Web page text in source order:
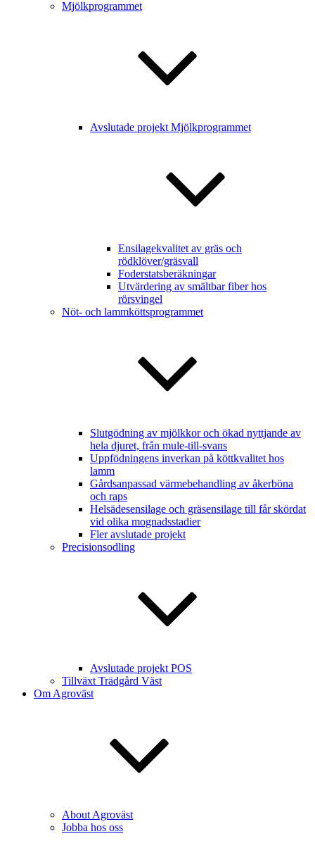
Mjölkprogrammet
Avslutade projekt Mjölkprogrammet
Ensilagekvalitet av gräs och
rödklöver/gräsvall
Foderstatsberäkningar
Utvärdering av smältbar fiber hos
rörsvingel
Nöt- och lammköttsprogrammet
Slutgödning av mjölkkor och ökad nyttjande av
hela djuret, från mule-till-svans
Uppfödningens inverkan på köttkvalitet hos
lamm
Gårdsanpassad värmebehandling av åkerböna
och raps
Helsädesensilage och gräsensilage till får skördat
vid olika mognadsstadier
Fler avslutade projekt
Precisionsodling
Avslutade projekt POS
Tillväxt Trädgård Väst
Om Agroväst
About Agroväst
Jobba hos oss